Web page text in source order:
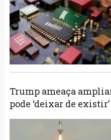
Trump ameaça
pode ‘deixar de existir’